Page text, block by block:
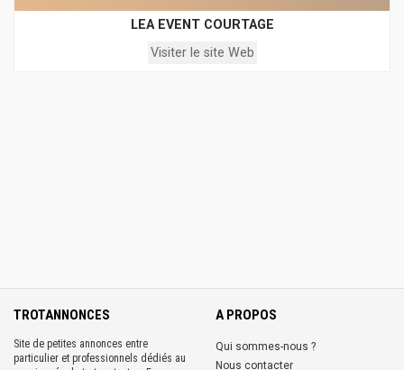
LEA EVENT COURTAGE
Visiter le site Web
TROTANNONCES
Site de petites annonces entre
particulier et professionnels dédiés au
A PROPOS
Qui sommes-nous ?
Nous contacter